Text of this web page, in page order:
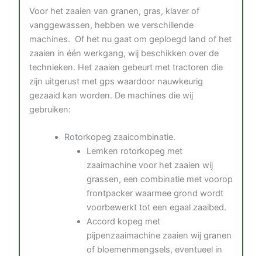
Voor het zaaien van granen, gras, klaver of
vanggewassen, hebben we verschillende
machines. Of het nu gaat om geploegd land of het
zaaien in één werkgang, wij beschikken over de
technieken. Het zaaien gebeurt met tractoren die
zijn uitgerust met gps waardoor nauwkeurig
gezaaid kan worden. De machines die wij
gebruiken:
Rotorkopeg zaaicombinatie.
Lemken rotorkopeg met
zaaimachine voor het zaaien wij
grassen, een combinatie met voorop
frontpacker waarmee grond wordt
voorbewerkt tot een egaal zaaibed.
Accord kopeg met
pijpenzaaimachine zaaien wij granen
of bloemenmengsels, eventueel in